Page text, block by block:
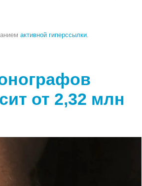
активной гиперссылки.
от 2,32 млн